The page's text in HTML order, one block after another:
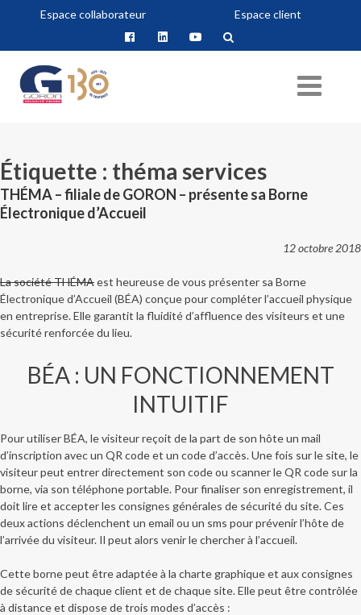
Espace collaborateur Espace client
Étiquette : théma services
THÉMA – filiale de GORON – présente sa Borne
Électronique d’Accueil
12 octobre 2018
La société THÉMAest heureuse de vous présenter sa Borne
Électronique d’Accueil (BÉA) conçue pour compléter l’accueil physique
en entreprise. Elle garantit la fluidité d’affluence des visiteurs et une
sécurité renforcée du lieu.
BÉA : UN FONCTIONNEMENT
INTUITIF
Pour utiliser BÉA, le visiteur reçoit de la part de son hôte un mail
d’inscription avec un QR code et un code d’accès. Une fois sur le site, le
visiteur peut entrer directement son code ou scanner le QR code sur la
borne, via son téléphone portable. Pour finaliser son enregistrement, il
doit lire et accepter les consignes générales de sécurité du site. Ces
deux actions déclenchent un email ou un sms pour prévenir l’hôte de
l’arrivée du visiteur. Il peut alors venir le chercher à l’accueil.
Cette borne peut être adaptée à la charte graphique et aux consignes
de sécurité de chaque client et de chaque site. Elle peut être contrôlée
à distance et dispose de trois modes d’accès :